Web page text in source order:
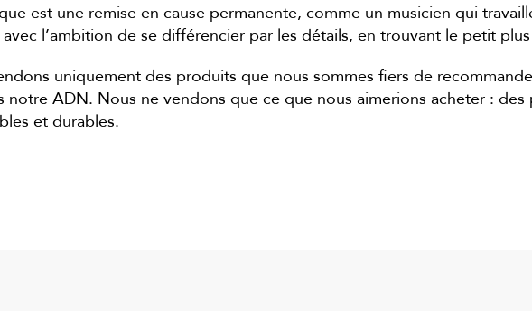
est une remise en cause permanente, comme un musicien qui
l’ambition de se différencier par les détails, en trouvant le petit
uniquement des produits que nous sommes fiers de
notre ADN. Nous ne vendons que ce que nous aimerions acheter :
et durables.